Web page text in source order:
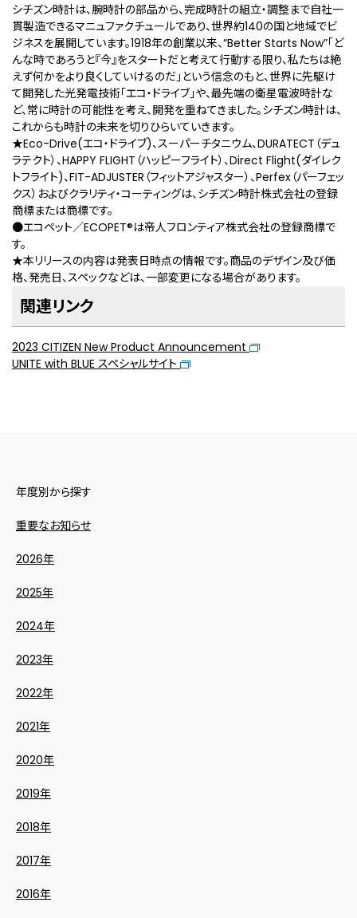
シチズン時計は、腕時計の部品から、完成時計の組立・調整まで自社一
貫製造できるマニュファクチュールであり、世界約140の国と地域でビ
ジネスを展開しています。1918年の創業以来、“Better Starts Now”「ど
んな時であろうと『今』をスタートだと考えて行動する限り、私たちは絶
えず何かをより良くしていけるのだ」という信念のもと、世界に先駆け
て開発した光発電技術「エコ・ドライブ」や、最先端の衛星電波時計な
ど、常に時計の可能性を考え、開発を重ねてきました。シチズン時計は、
これからも時計の未来を切りひらいていきます。
★Eco-Drive(エコ・ドライブ)、スーパーチタニウム、DURATECT（デュ
ラテクト）、HAPPY FLIGHT（ハッピーフライト）、Direct Flight(ダイレク
トフライト)、FIT-ADJUSTER（フィットアジャスター）、Perfex（パーフェッ
クス）およびクラリティ・コーティングは、シチズン時計株式会社の登録
商標または商標です。
●エコペット／ECOPET®は帝人フロンティア株式会社の登録商標で
す。
★本リリースの内容は発表日時点の情報です。商品のデザイン及び価
格、発売日、スペックなどは、一部変更になる場合があります。
関連リンク
2023 CITIZEN New Product Announcement
UNITE with BLUE スペシャルサイト
年度別から探す
重要なお知らせ
2026年
2025年
2024年
2023年
2022年
2021年
2020年
2019年
2018年
2017年
2016年